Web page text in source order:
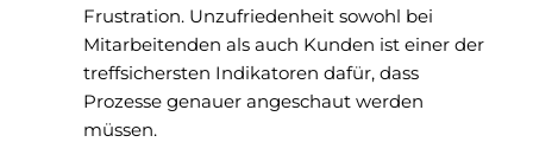
Frustration. Unzufriedenheit sowohl bei
Mitarbeitenden als auch Kunden ist einer der
treffsichersten Indikatoren dafür, dass
Prozesse genauer angeschaut werden
müssen.